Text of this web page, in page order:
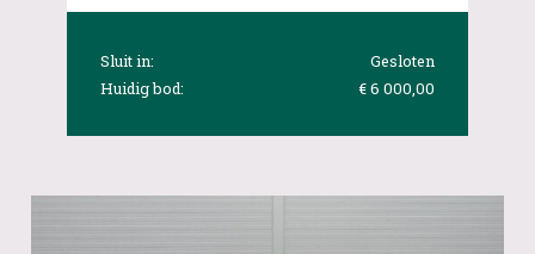
Sluit in:
Gesloten
Huidig bod:
€ 6 000,00